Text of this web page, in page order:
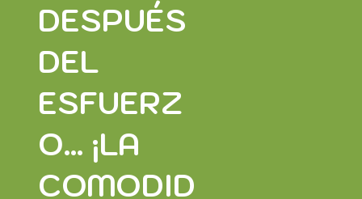
DESPUÉS
DEL
ESFUERZ
O... ¡LA
COMODID